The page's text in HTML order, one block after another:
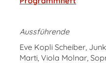
Aussführende
Eve Kopli Scheiber,
Marti, Viola Molnar,